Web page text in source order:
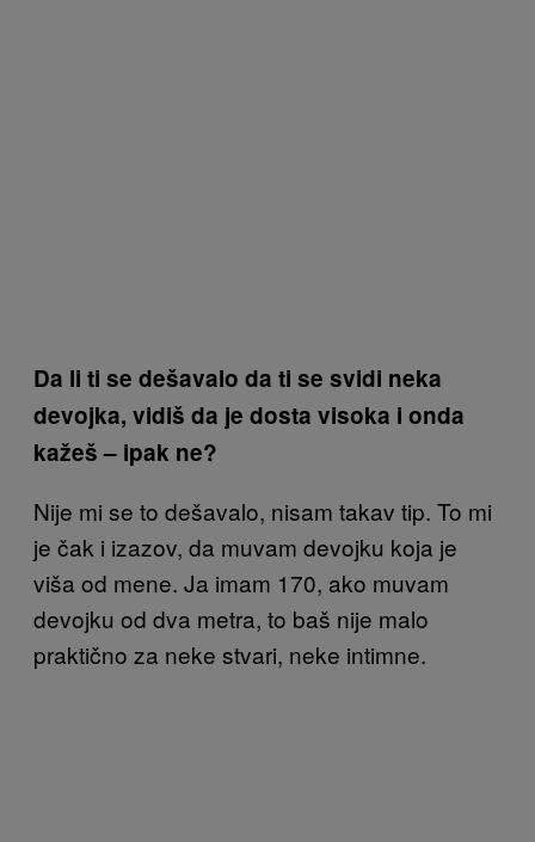
Da li ti se dešavalo da ti se svidi neka
devojka, vidiš da je dosta visoka i onda
kažeš – ipak ne?
Nije mi se to dešavalo, nisam takav tip. To mi
je čak i izazov, da muvam devojku koja je
viša od mene. Ja imam 170, ako muvam
devojku od dva metra, to baš nije malo
praktično za neke stvari, neke intimne.